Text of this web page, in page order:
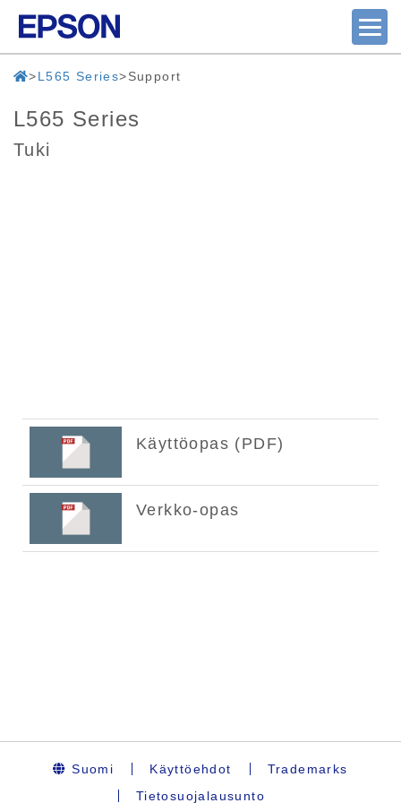
L565 Series Support
L565 Series
Tuki
Suomi Käyttöehdot
Trademarks
Tietosuojalausunto